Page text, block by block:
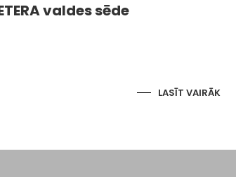
valdes sēde
LASĪT VAIRĀK